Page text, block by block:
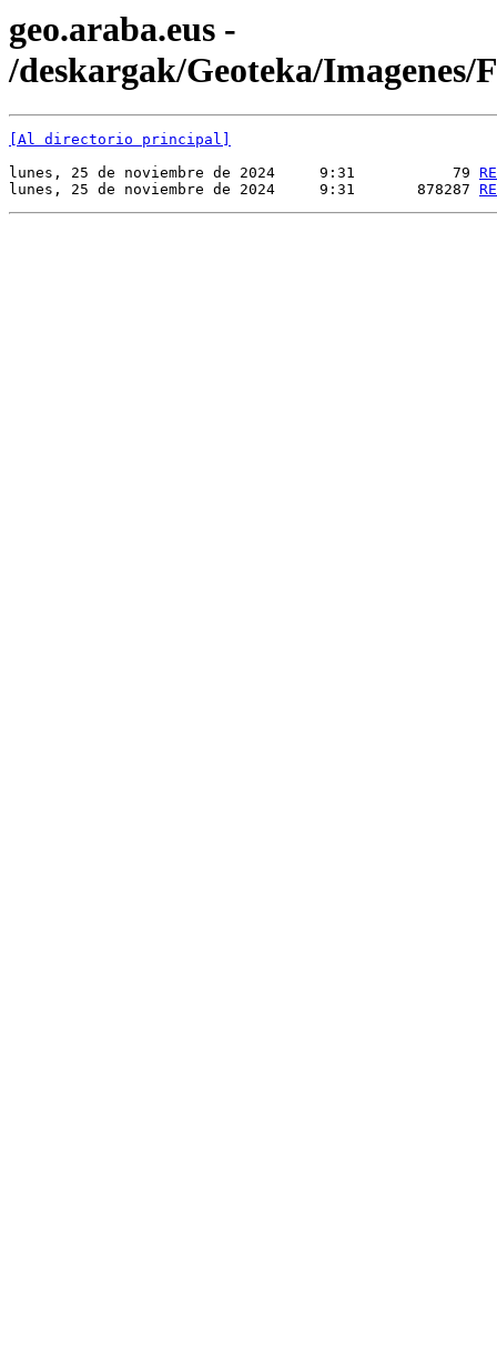
geo.araba.eus -
/deskargak/Geoteka/Imagenes/
[Al directorio principal]
lunes, 25 de noviembre de 2024     9:31           79
lunes, 25 de noviembre de 2024     9:31       878287